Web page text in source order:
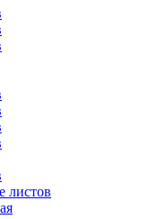
листов